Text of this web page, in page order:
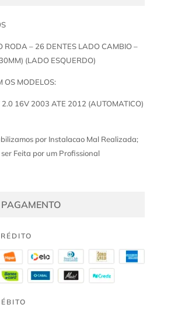
RODA – 26 DENTES LADO CAMBIO –
(LADO ESQUERDO)
OS MODELOS:
2.0 16V 2003 ATE 2012 (AUTOMATICO)
por Instalacao Mal Realizada;
Feita por um Profissional